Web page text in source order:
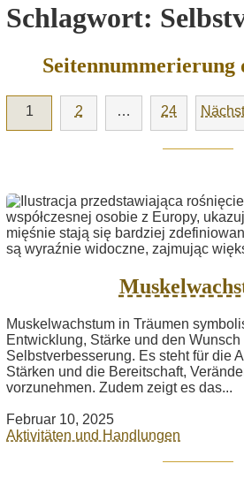
Schlagwort:
Seitennummerierung
1 2 … 24
Muskelwachstum in Träumen
Entwicklung, Stärke und den Wunsch
Selbstverbesserung. Es steht für die
Stärken und die Bereitschaft,
vorzunehmen. Zudem zeigt es das...
Februar 10, 2025
Aktivitäten und Handlungen